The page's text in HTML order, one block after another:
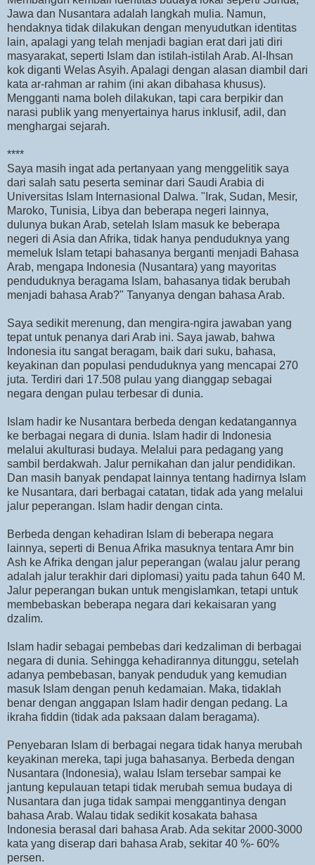
Jawa dan Nusantara adalah langkah mulia. Namun,
hendaknya tidak dilakukan dengan menyudutkan identitas
lain, apalagi yang telah menjadi bagian erat dari jati diri
masyarakat, seperti Islam dan istilah-istilah Arab. Al-Ihsan
kok diganti Welas Asyih. Apalagi dengan alasan diambil dari
kata ar-rahman ar rahim (ini akan dibahasa khusus).
Mengganti nama boleh dilakukan, tapi cara berpikir dan
narasi publik yang menyertainya harus inklusif, adil, dan
menghargai sejarah.
****
Saya masih ingat ada pertanyaan yang menggelitik saya
dari salah satu peserta seminar dari Saudi Arabia di
Universitas Islam Internasional Dalwa. "Irak, Sudan, Mesir,
Maroko, Tunisia, Libya dan beberapa negeri lainnya,
dulunya bukan Arab, setelah Islam masuk ke beberapa
negeri di Asia dan Afrika, tidak hanya penduduknya yang
memeluk Islam tetapi bahasanya berganti menjadi Bahasa
Arab, mengapa Indonesia (Nusantara) yang mayoritas
penduduknya beragama Islam, bahasanya tidak berubah
menjadi bahasa Arab?" Tanyanya dengan bahasa Arab.
Saya sedikit merenung, dan mengira-ngira jawaban yang
tepat untuk penanya dari Arab ini. Saya jawab, bahwa
Indonesia itu sangat beragam, baik dari suku, bahasa,
keyakinan dan populasi penduduknya yang mencapai 270
juta. Terdiri dari 17.508 pulau yang dianggap sebagai
negara dengan pulau terbesar di dunia.
Islam hadir ke Nusantara berbeda dengan kedatangannya
ke berbagai negara di dunia. Islam hadir di Indonesia
melalui akulturasi budaya. Melalui para pedagang yang
sambil berdakwah. Jalur pernikahan dan jalur pendidikan.
Dan masih banyak pendapat lainnya tentang hadirnya Islam
ke Nusantara, dari berbagai catatan, tidak ada yang melalui
jalur peperangan. Islam hadir dengan cinta.
Berbeda dengan kehadiran Islam di beberapa negara
lainnya, seperti di Benua Afrika masuknya tentara Amr bin
Ash ke Afrika dengan jalur peperangan (walau jalur perang
adalah jalur terakhir dari diplomasi) yaitu pada tahun 640 M.
Jalur peperangan bukan untuk mengislamkan, tetapi untuk
membebaskan beberapa negara dari kekaisaran yang
dzalim.
Islam hadir sebagai pembebas dari kedzaliman di berbagai
negara di dunia. Sehingga kehadirannya ditunggu, setelah
adanya pembebasan, banyak penduduk yang kemudian
masuk Islam dengan penuh kedamaian. Maka, tidaklah
benar dengan anggapan Islam hadir dengan pedang. La
ikraha fiddin (tidak ada paksaan dalam beragama).
Penyebaran Islam di berbagai negara tidak hanya merubah
keyakinan mereka, tapi juga bahasanya. Berbeda dengan
Nusantara (Indonesia), walau Islam tersebar sampai ke
jantung kepulauan tetapi tidak merubah semua budaya di
Nusantara dan juga tidak sampai menggantinya dengan
bahasa Arab. Walau tidak sedikit kosakata bahasa
Indonesia berasal dari bahasa Arab. Ada sekitar 2000-3000
kata yang diserap dari bahasa Arab, sekitar 40 %- 60%
persen.